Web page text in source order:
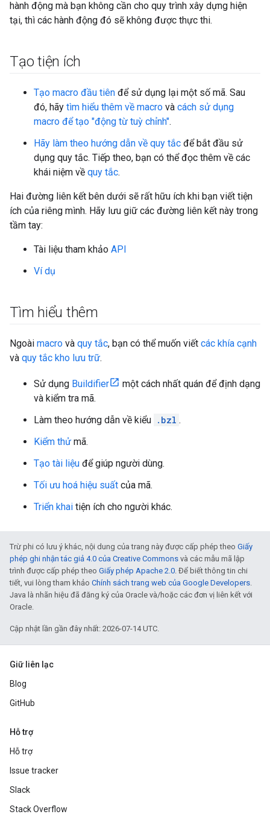
hành động mà bạn không cần cho quy trình xây dựng hiện
tại, thì các hành động đó sẽ không được thực thi.
Tạo tiện ích
Tạo macro đầu tiên để sử dụng lại một số mã. Sau
đó, hãy tìm hiểu thêm về macro và cách sử dụng
macro để tạo "động từ tuỳ chỉnh".
Hãy làm theo hướng dẫn về quy tắc để bắt đầu sử
dụng quy tắc. Tiếp theo, bạn có thể đọc thêm về các
khái niệm về quy tắc.
Hai đường liên kết bên dưới sẽ rất hữu ích khi bạn viết tiện
ích của riêng mình. Hãy lưu giữ các đường liên kết này trong
tầm tay:
Tài liệu tham khảo API
Ví dụ
Tìm hiểu thêm
Ngoài macro và quy tắc, bạn có thể muốn viết các khía cạnh
và quy tắc kho lưu trữ.
Sử dụng Buildifier
một cách nhất quán để định dạng
và kiểm tra mã.
Làm theo hướng dẫn về kiểu .bzl .
Kiểm thử mã.
Tạo tài liệu để giúp người dùng.
Tối ưu hoá hiệu suất của mã.
Triển khai tiện ích cho người khác.
Trừ phi có lưu ý khác, nội dung của trang này được cấp phép theo Giấy
phép ghi nhận tác giả 4.0 của Creative Commons và các mẫu mã lập
trình được cấp phép theo Giấy phép Apache 2.0. Để biết thông tin chi
tiết, vui lòng tham khảo Chính sách trang web của Google Developers.
Java là nhãn hiệu đã đăng ký của Oracle và/hoặc các đơn vị liên kết với
Oracle.
Cập nhật lần gần đây nhất: 2026-07-14 UTC.
Giữ liên lạc
Blog
GitHub
Hỗ trợ
Hỗ trợ
Issue tracker
Slack
Stack Overflow